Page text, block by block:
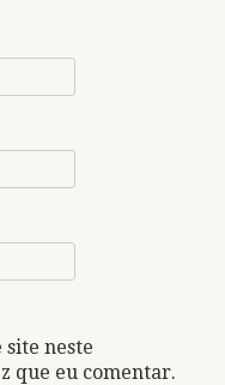
site neste
que eu comentar.